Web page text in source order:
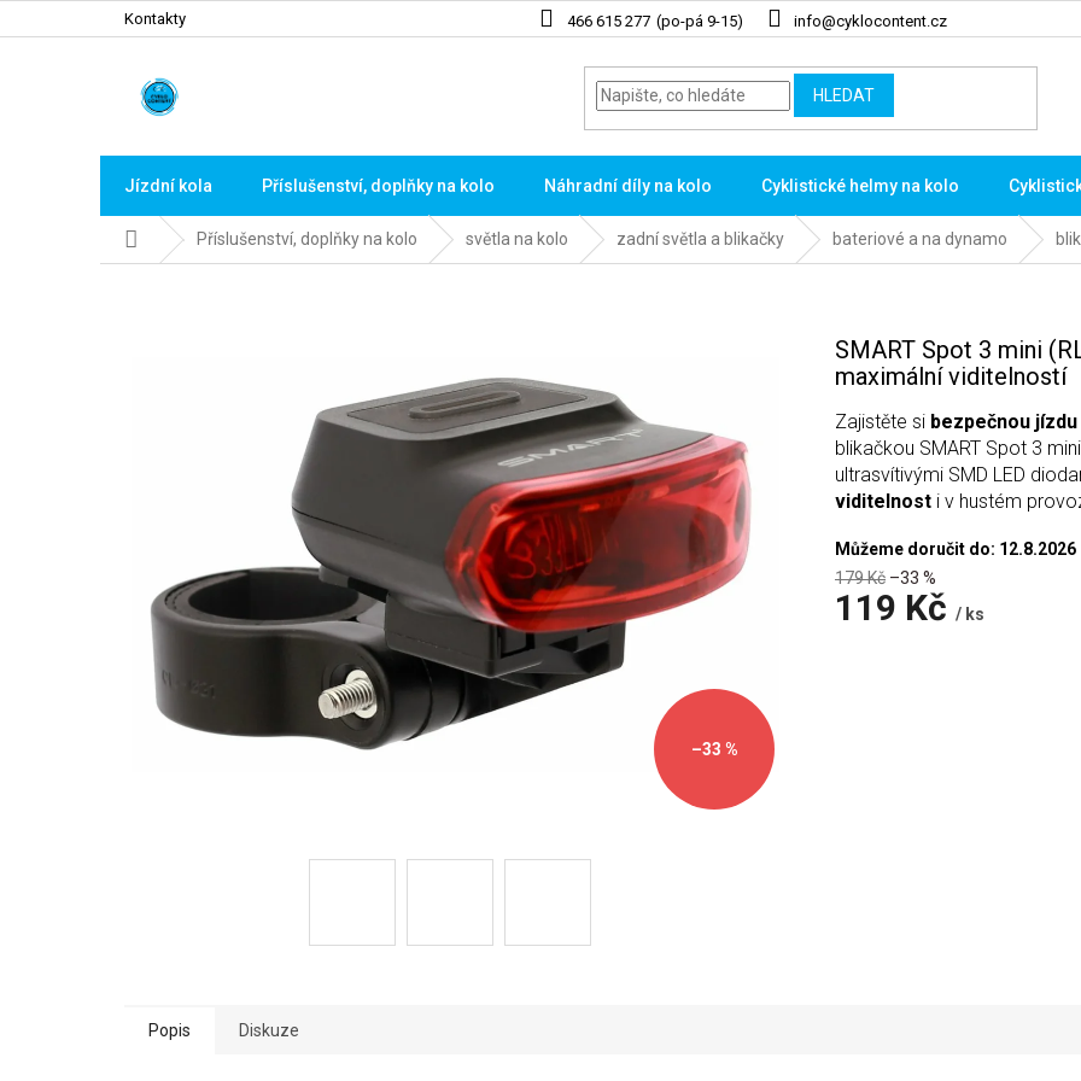
na
466 615 277 info@cyklocontent.cz
Kontakty
HLEDAT
Jízdní kola Příslušenství, doplňky na kolo Náhradní díly na kolo Cyklistické helmy na kolo
Domů Příslušenství, doplňky na kolo světla na kolo zadní světla a blikačky bateriové a na dynamo
–33 %
179 Kč –33 %
119 Kč / ks
Můžeme doručit do: 12.8.2026
SMART Spot 3 mini
maximální viditelností
Zajistěte si bezpečnou
blikačkou SMART Spot 3
ultrasvítivými SMD LED
viditelnost i v hustém
Popis Diskuze